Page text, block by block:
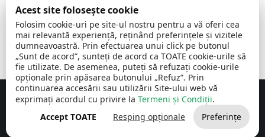
08:00 -
16:30
, vineri:
08:00 -
14:00
Comuna Cerchezu © 2026Toate drepturile rezervate
Concept realizat de Big Media Relații Publice SRL
Acest site folosește cookie
Folosim cookie-uri pe site-ul nostru pentru a vă oferi cea
mai relevantă experiență, reținând preferințele și vizitele
dumneavoastră. Prin efectuarea unui click pe butonul
„Sunt de acord”, sunteți de acord ca TOATE cookie-urile să
fie utilizate. De asemenea, puteți să refuzați cookie-urile
opționale prin apăsarea butonului „Refuz”. Prin
continuarea accesării sau utilizării Site-ului web vă
exprimați acordul cu privire la Termeni și Condiții.
Accept TOATE
Resping opționale Preferințe